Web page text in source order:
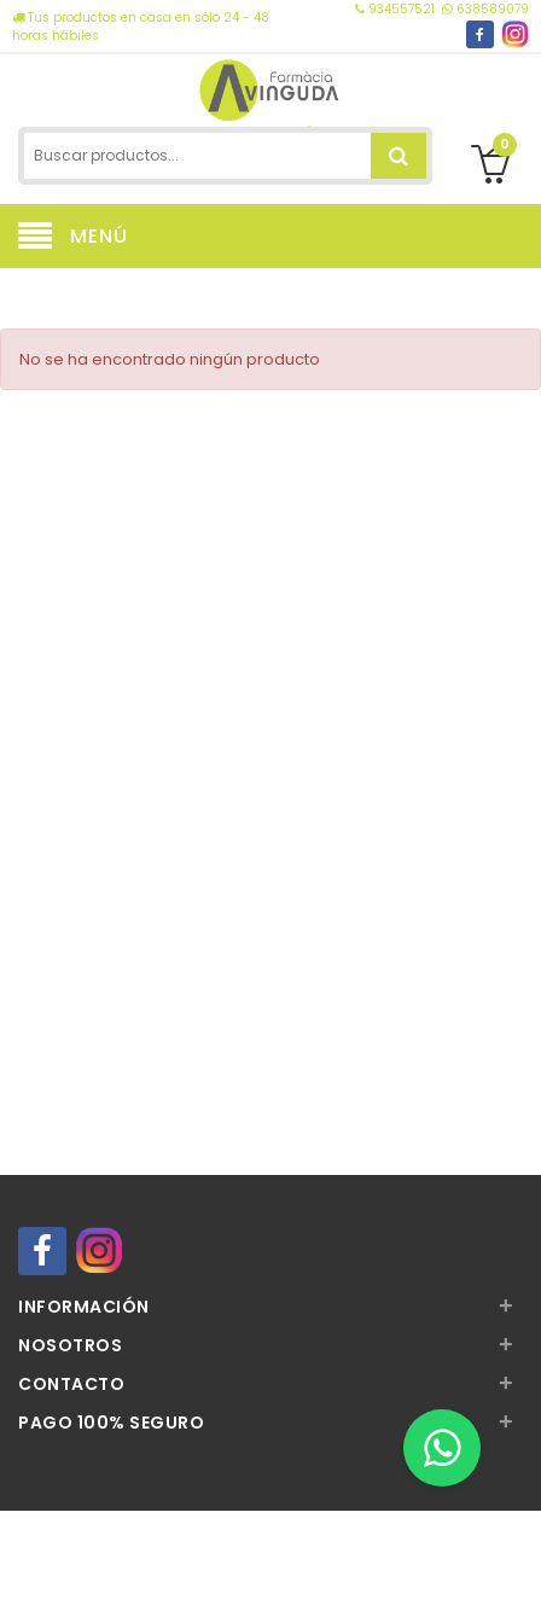
Tus productos en casa en sólo 24 - 48
horas hábiles
934557521 638589079
0
MENÚ
No se ha encontrado ningún producto
INFORMACIÓN +
NOSOTROS +
CONTACTO +
PAGO 100% SEGURO +